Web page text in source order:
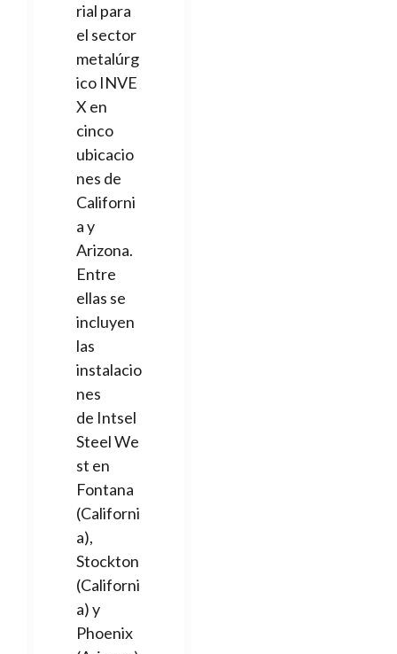
rial para
el sector
metalúrg
ico INVE
X en
cinco
ubicacio
nes de
Californi
a y
Arizona.
Entre
ellas se
incluyen
las
instalacio
nes
de Intsel
Steel We
st en
Fontana
(Californi
a),
Stockton
(Californi
a) y
Phoenix